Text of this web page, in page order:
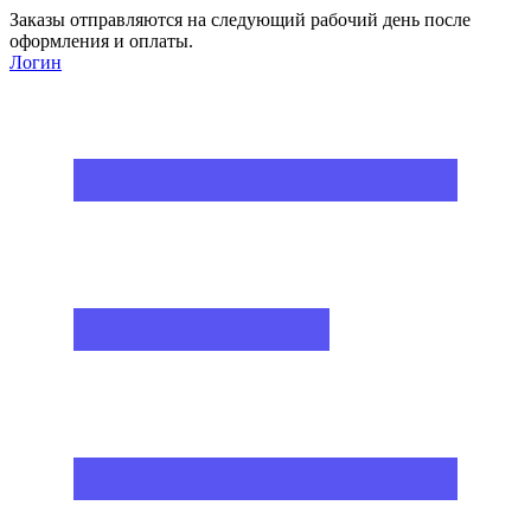
Заказы отправляются на следующий рабочий день после
оформления и оплаты.
Логин